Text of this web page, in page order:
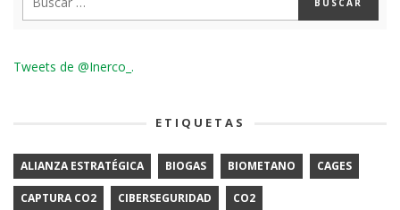
Tweets de @Inerco_.
ETIQUETAS
ALIANZA ESTRATÉGICA BIOGAS BIOMETANO CAGES
CAPTURA CO2 CIBERSEGURIDAD CO2